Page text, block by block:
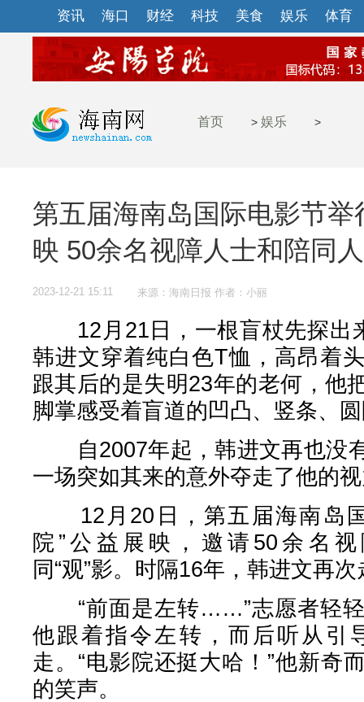
资讯 海口 财经 科技 美食 娱乐 体育
首页 > 娱乐 >
第五届海南岛国际电影节举
映 50余名视障人士和陪同
2023-12-21 15:11 来源：海南日报 作者：小丽
12月21日，一根盲杖先探出
韩进文穿着纯白色T恤，高昂着
跟其后的是失明23年的老何，他
脚掌感受着盲道的凹凸、竖条、
自2007年起，韩进文再也没
一场突如其来的意外夺走了他的
12月20日，第五届海南岛国
院”公益展映，邀请50余名
同“观”影。时隔16年，韩进文再
“前面是左转……”志愿者轻轻
他跟着指令左转，而后听从引
走。“电影院还挺大哈！”他新奇
的笑声。